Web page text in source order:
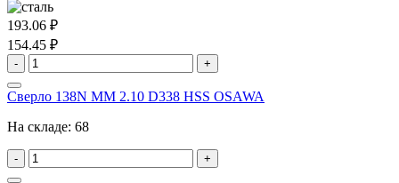
193.06 ₽
154.45 ₽
- +
Сверло 138N MM 2.10 D338 HSS OSAWA
На складе: 68
- +